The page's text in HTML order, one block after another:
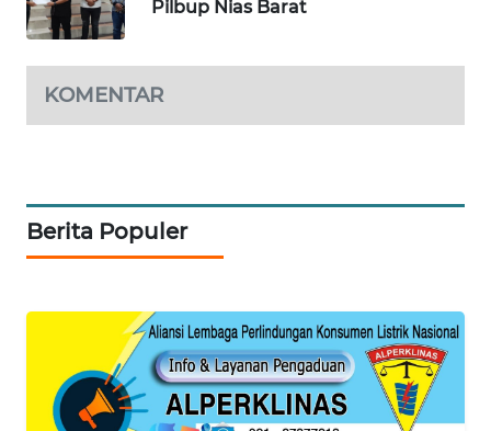
Pilbup Nias Barat
KOMENTAR
Berita Populer
MASYARAKAT
WALINKI
ID
ID
WATCH